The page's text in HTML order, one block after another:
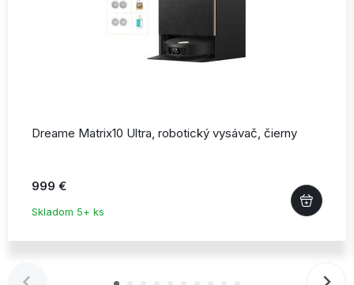
Dreame Matrix10 Ultra, robotický vysávač, čierny
999 €
Skladom 5+ ks